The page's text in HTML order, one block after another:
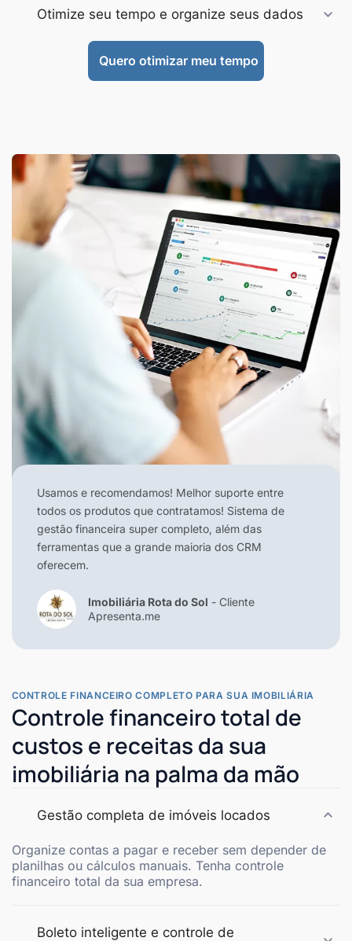
Otimize seu tempo e organize seus dados
Quero otimizar meu tempo
CONTROLE FINANCEIRO COMPLETO PARA SUA IMOBILIÁRIA
Controle financeiro total de
custos e receitas da sua
imobiliária na palma da mão
Gestão completa de imóveis locados
Organize contas a pagar e receber sem depender de
planilhas ou cálculos manuais. Tenha controle
financeiro total da sua empresa.
Boleto inteligente e controle de
Usamos e recomendamos! Melhor suporte entre
todos os produtos que contratamos! Sistema de
gestão financeira super completo, além das
ferramentas que a grande maioria dos CRM
oferecem.
Imobiliária Rota do Sol - Cliente
Apresenta.me